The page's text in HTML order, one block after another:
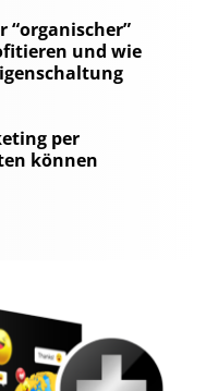
“organischer”
und wie
per
können